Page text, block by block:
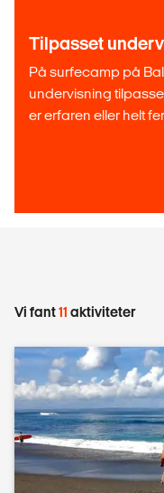
Tilpasset
På surfecamp på
undervisning
er erfaren eller helt
Vi fant11 aktiviteter